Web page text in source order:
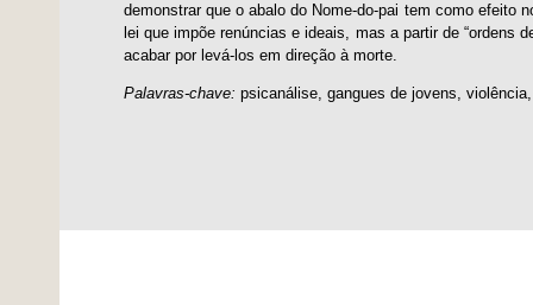
demonstrar que o abalo do Nome-do-pai tem como efeito
lei que impõe renúncias e ideais, mas a partir de “ordens
acabar por levá-los em direção à morte.
Palavras-chave: psicanálise, gangues de jovens,